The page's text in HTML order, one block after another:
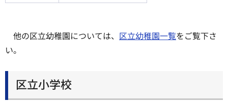
他の区立幼稚園については、 区立幼稚園一覧をご覧下さ
い。
区立小学校